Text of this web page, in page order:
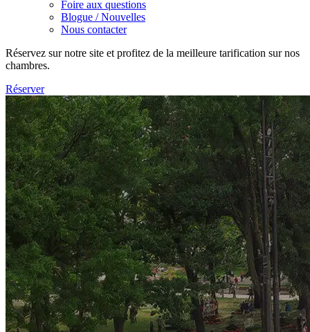
Foire aux questions
Blogue / Nouvelles
Nous contacter
Réservez sur notre site et profitez de la meilleure tarification sur nos
chambres.
Réserver